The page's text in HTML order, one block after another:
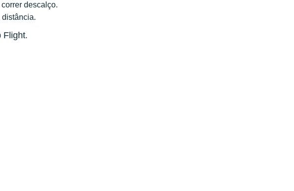
descalço.
distância.
Flight.